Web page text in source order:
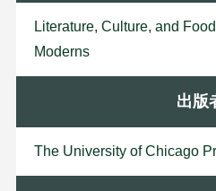
Literature, Culture, and
Moderns
出版
The University of Chicago Pr